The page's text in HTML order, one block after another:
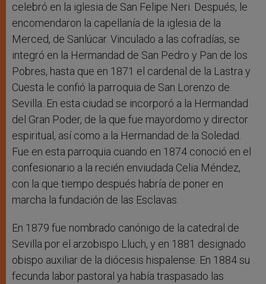
celebró en la iglesia de San Felipe Neri. Después, le
encomendaron la capellanía de la iglesia de la
Merced, de Sanlúcar. Vinculado a las cofradías, se
integró en la Hermandad de San Pedro y Pan de los
Pobres, hasta que en 1871 el cardenal de la Lastra y
Cuesta le confió la parroquia de San Lorenzo de
Sevilla. En esta ciudad se incorporó a la Hermandad
del Gran Poder, de la que fue mayordomo y director
espiritual, así como a la Hermandad de la Soledad.
Fue en esta parroquia cuando en 1874 conoció en el
confesionario a la recién enviudada Celia Méndez,
con la que tiempo después habría de poner en
marcha la fundación de las Esclavas.
En 1879 fue nombrado canónigo de la catedral de
Sevilla por el arzobispo Lluch, y en 1881 designado
obispo auxiliar de la diócesis hispalense. En 1884 su
fecunda labor pastoral ya había traspasado las